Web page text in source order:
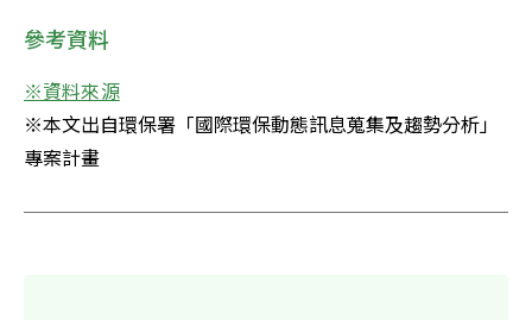
參考資料
※資料來源
※本文出自環保署「國際環保動態訊息蒐集及趨勢分析」
專案計畫